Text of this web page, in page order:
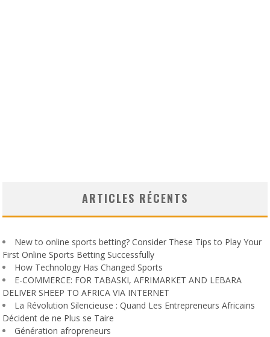
ARTICLES RÉCENTS
New to online sports betting? Consider These Tips to Play Your
First Online Sports Betting Successfully
How Technology Has Changed Sports
E-COMMERCE: FOR TABASKI, AFRIMARKET AND LEBARA
DELIVER SHEEP TO AFRICA VIA INTERNET
La Révolution Silencieuse : Quand Les Entrepreneurs Africains
Décident de ne Plus se Taire
Génération afropreneurs